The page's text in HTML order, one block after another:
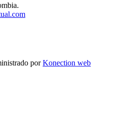
porKonection web